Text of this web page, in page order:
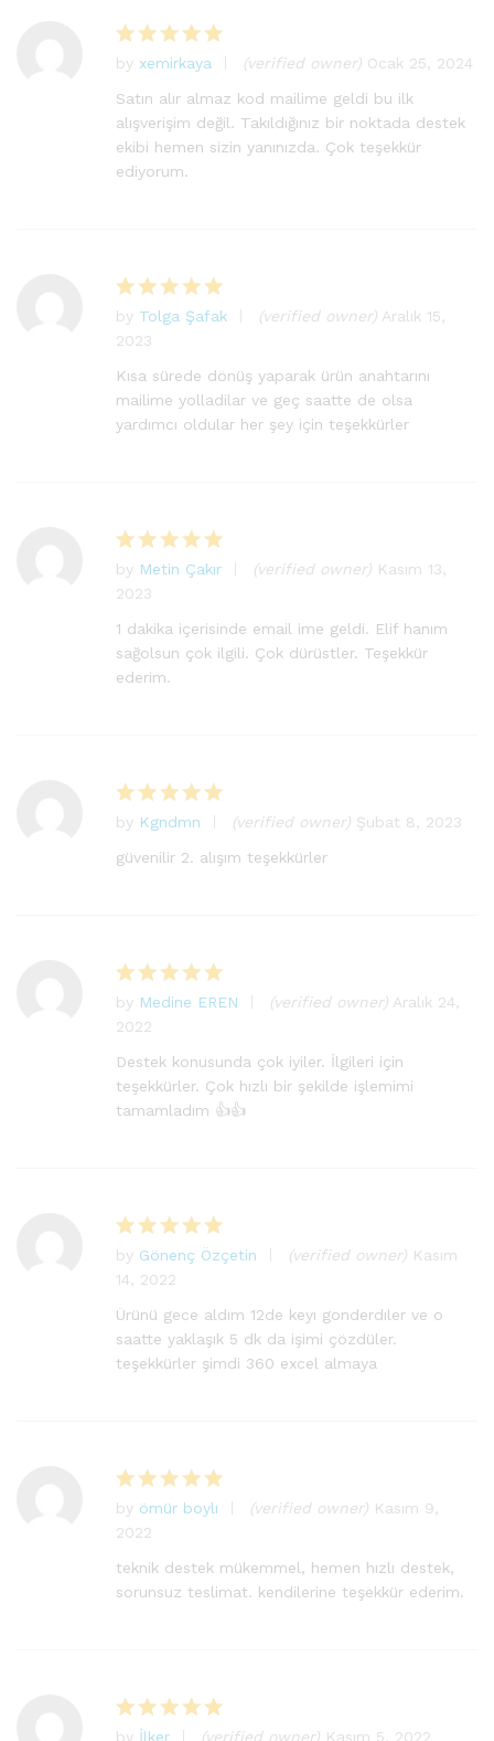
5
üzerinden
5oy aldı
by xemirkaya (verified owner) Ocak 25, 2024
Satın alır almaz kod mailime geldi bu ilk
alışverişim değil. Takıldığınız bir noktada destek
ekibi hemen sizin yanınızda. Çok teşekkür
ediyorum.
5
üzerinden
5oy aldı
by Tolga Şafak (verified owner) Aralık 15,
2023
Kısa sürede dönüş yaparak ürün anahtarını
mailime yolladilar ve geç saatte de olsa
yardımcı oldular her şey için teşekkürler
5
üzerinden
5 oy aldı
by Metin Çakır (verified owner) Kasım 13,
2023
1 dakika içerisinde email ime geldi. Elif hanım
sağolsun çok ilgili. Çok dürüstler. Teşekkür
ederim.
5
üzerinden
by Kgndmn (verified owner) Şubat 8, 2023
güvenilir 2. alışım teşekkürler
5
üzerinden
5oy aldı
by Medine EREN (verified owner) Aralık 24,
2022
Destek konusunda çok iyiler. İlgileri için
teşekkürler. Çok hızlı bir şekilde işlemimi
tamamladım 👍👍
5
üzerinden
5oy aldı
by Gönenç Özçetin (verified owner) Kasım
14, 2022
Ürünü gece aldım 12de keyı gonderdıler ve o
saatte yaklaşık 5 dk da işimi çözdüler.
teşekkürler şimdi 360 excel almaya
5
üzerinden
5oy aldı
by ömür boylı (verified owner) Kasım 9,
2022
teknik destek mükemmel, hemen hızlı destek,
sorunsuz teslimat. kendilerine teşekkür ederim.
by İlker (verified owner) Kasım 5, 2022